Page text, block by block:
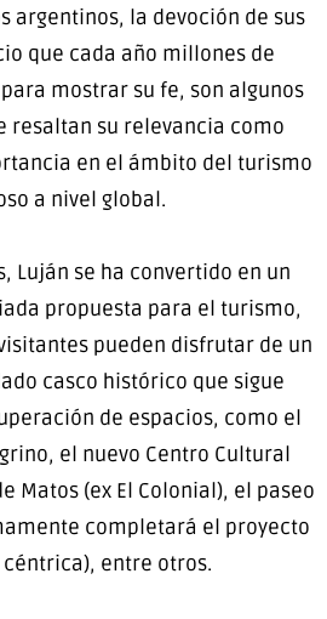
argentinos, la devoción de sus
que cada año millones de
mostrar su fe, son algunos
resaltan su relevancia como
en el ámbito del turismo
a nivel global.
Luján se ha convertido en un
propuesta para el turismo,
pueden disfrutar de un
casco histórico que sigue
de espacios, como el
el nuevo Centro Cultural
Matos (ex El Colonial), el paseo
completará el proyecto
céntrica), entre otros.